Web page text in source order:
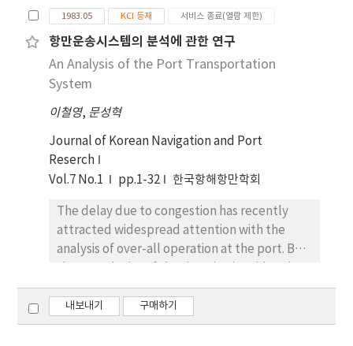
reduction of free time, the efficient
application of ODCY, etc must be brought in
and v) In the long-trun, even though the
handling capability will accommodate an
additional 960,000 TEU in 1991, the
scheduled completion date of the third
insufficiency of handling facilities in the
container terminal is still expected and
concrete countermeasures will ultimately
have to be taken for the port's harmonious
operation. In particular, the problem of co-
ordination with inland transport and urban
traffic should be seriously examined
port development. As a method of solving
this, vi) It is suggested that Pusan port
which is represented the dynamic movement
of ships in the sea, but on the other band the
numbers of arriving and departing the port is
the basic factor consisting of the static
movement of ships. The amount of cargoes
have increased tremendously with the great
growth of the Korean economy these days.
This increase of the seaborne cargoes has
made the Korean coastal traffic flow so
pollution as well as great marine casualities
such as a loss of human lives and properties .
And also the future coastal traffic is
to our economic development and high
dependence upon foreign trade. Under the
circumstance, to devise the safety of coastal
1983.05 KCI 등재 서비스 종료(열람 제한)
항만운송시스템의 분석에 관한 연구
An Analysis of the Port Transportation
System
이철영, 문성혁
Journal of Korean Navigation and Port
Reserch
Vol.7 No.1
pp.1-32 한국항해항만학회
The delay due to congestion has recently
attracted widespread attention with the
analysis of over-all operation at the port. But,
view of the large number of factors which
impinge on the considerable end. Queueing
theory is applicable to a large scale
내보내기 구매하기